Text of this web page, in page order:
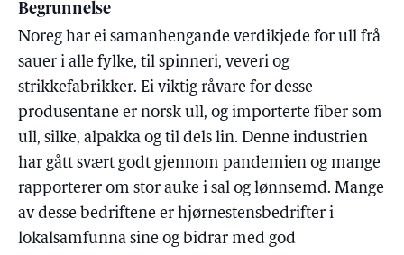
Begrunnelse
Noreg har ei samanhengande verdikjede for ull frå
sauer i alle fylke, til spinneri, veveri og
strikkefabrikker. Ei viktig råvare for desse
produsentane er norsk ull, og importerte fiber som
ull, silke, alpakka og til dels lin. Denne industrien
har gått svært godt gjennom pandemien og mange
rapporterer om stor auke i sal og lønnsemd. Mange
av desse bedriftene er hjørnestensbedrifter i
lokalsamfunna sine og bidrar med god